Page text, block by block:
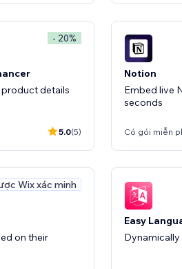
- 20%
product details
5.0(5)
Notion
Embed live
seconds
Có gói miễn
Wix xác minh
on their
Easy